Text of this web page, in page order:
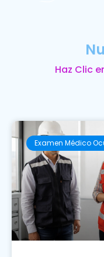
Haz Clic
Examen Médico